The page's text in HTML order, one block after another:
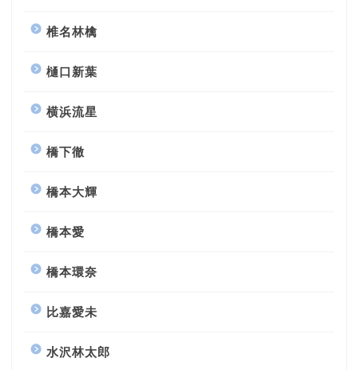
椎名林檎
樋口新葉
横浜流星
橋下徹
橋本大輝
橋本愛
橋本環奈
比嘉愛未
水沢林太郎